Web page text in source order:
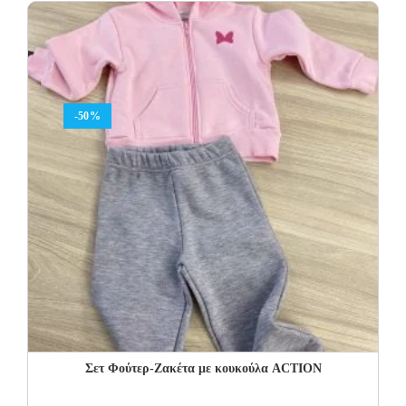
26.00€. 15.60€.
-50%
Σετ Φoύτερ-Ζακέτα με κουκούλα ACTION